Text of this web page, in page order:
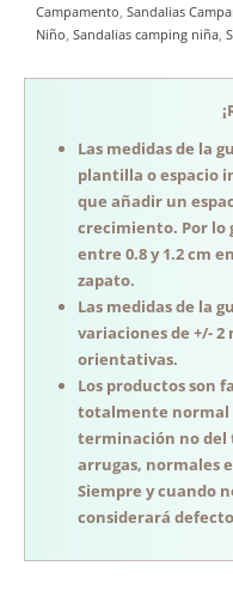
Campamento, Sandalias
Niño, Sandalias camping niña,
Las medidas de la
plantilla o espacio
que añadir un
crecimiento. Por lo
entre 0.8 y 1.2 cm
zapato.
Las medidas de la
variaciones de +/-
orientativas.
Los productos son
totalmente normal
terminación no del
arrugas, normales
Siempre y cuando
considerará